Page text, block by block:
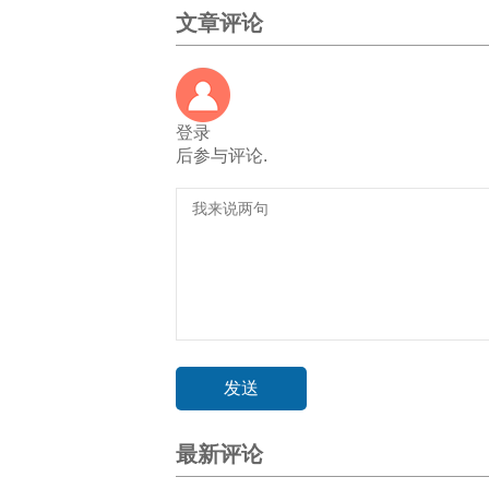
文章评论
登录
后参与评论.
最新评论